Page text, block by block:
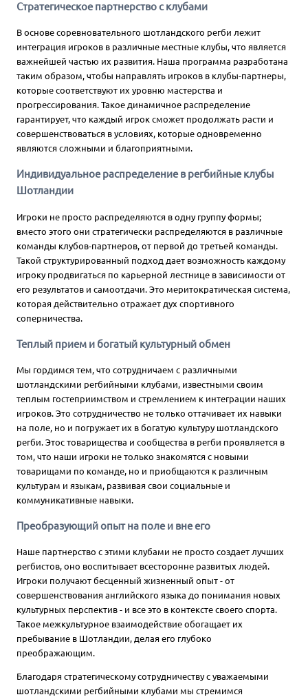
Cтратегическое партнерство с клубами
В основе соревновательного шотландского регби лежит
интеграция игроков в различные местные клубы, что является
важнейшей частью их развития. Наша программа разработана
таким образом, чтобы направлять игроков в клубы-партнеры,
которые соответствуют их уровню мастерства и
прогрессирования. Такое динамичное распределение
гарантирует, что каждый игрок сможет продолжать расти и
совершенствоваться в условиях, которые одновременно
являются сложными и благоприятными.
Индивидуальное распределение в регбийные клубы
Шотландии
Игроки не просто распределяются в одну группу формы;
вместо этого они стратегически распределяются в различные
команды клубов-партнеров, от первой до третьей команды.
Такой структурированный подход дает возможность каждому
игроку продвигаться по карьерной лестнице в зависимости от
его результатов и самоотдачи. Это меритократическая система,
которая действительно отражает дух спортивного
соперничества.
Теплый прием и богатый культурный обмен
Мы гордимся тем, что сотрудничаем с различными
шотландскими регбийными клубами, известными своим
теплым гостеприимством и стремлением к интеграции наших
игроков. Это сотрудничество не только оттачивает их навыки
на поле, но и погружает их в богатую культуру шотландского
регби. Этос товарищества и сообщества в регби проявляется в
том, что наши игроки не только знакомятся с новыми
товарищами по команде, но и приобщаются к различным
культурам и языкам, развивая свои социальные и
коммуникативные навыки.
Преобразующий опыт на поле и вне его
Наше партнерство с этими клубами не просто создает лучших
регбистов, оно воспитывает всесторонне развитых людей.
Игроки получают бесценный жизненный опыт - от
совершенствования английского языка до понимания новых
культурных перспектив - и все это в контексте своего спорта.
Такое межкультурное взаимодействие обогащает их
пребывание в Шотландии, делая его глубоко
преображающим.
Благодаря стратегическому сотрудничеству с уважаемыми
шотландскими регбийными клубами мы стремимся